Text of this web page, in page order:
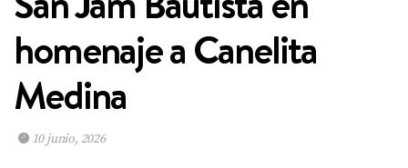
homenaje a Canelita
Medina
10 junio, 2026